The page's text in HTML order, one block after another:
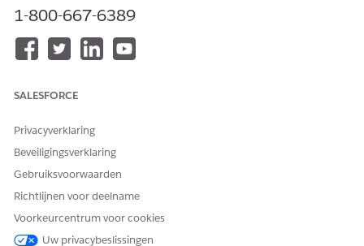
Omniscripts.
Laat ons weten wat we kunnen doen om te verbeteren!
1-800-667-6389
SALESFORCE
Privacyverklaring
Beveiligingsverklaring
Gebruiksvoorwaarden
Richtlijnen voor deelname
Voorkeurcentrum voor cookies
Uw privacybeslissingen